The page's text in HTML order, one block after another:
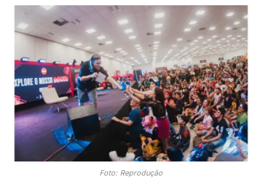
Foto: Reprodução